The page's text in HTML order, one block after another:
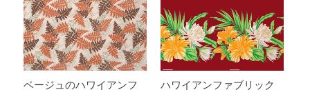
ベージュのハワイアンフ
ハワイアンファブリック